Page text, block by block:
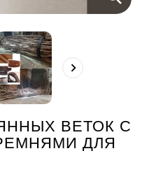

ВЕТОК С
ДЛЯ